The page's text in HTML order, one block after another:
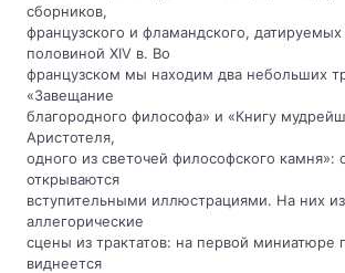
сборников,
французского и фламандского, датируемых
половиной XIV в. Во
французском мы находим два небольших
«Завещание
благородного философа» и «Книгу
Аристотеля,
одного из светочей философского камня»:
открываются
вступительными иллюстрациями. На них
аллегорические
сцены из трактатов: на первой миниатюре
виднеется